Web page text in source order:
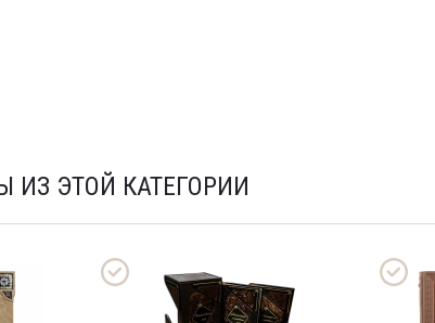
ИЗ ЭТОЙ КАТЕГОРИИ